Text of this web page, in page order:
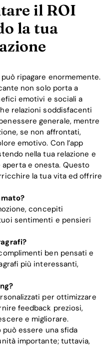
il ROI
la tua
ripagare enormemente.
non solo porta a
emotivi e sociali a
relazioni soddisfacenti
generale, mentre
se non affrontati,
emotivo. Con l’app
nella tua relazione e
e onesta. Questo
la tua vita ed offrire
concepiti
sentimenti e pensieri
ben pensati e
più interessanti,
per ottimizzare
feedback preziosi,
e migliorare.
essere una sfida
importante; tuttavia,